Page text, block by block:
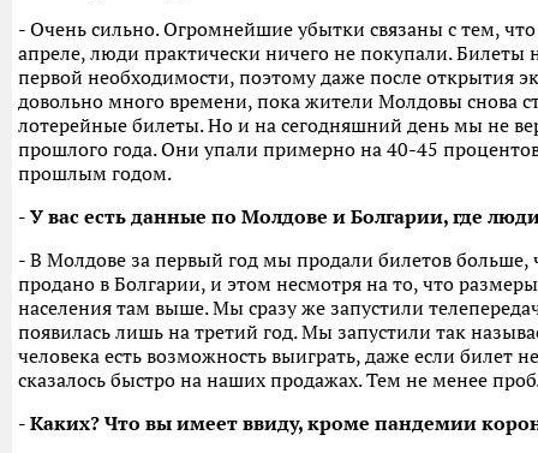
- Очень сильно. Огромнейшие убытки связаны с тем,
апреле, люди практически ничего не покупали. Билеты
первой необходимости, поэтому даже после открытия
довольно много времени, пока жители Молдовы снова
лотерейные билеты. Но и на сегодняшний день мы не
прошлого года. Они упали примерно на 40-45
прошлым годом.
- У вас есть данные по Молдове и Болгарии, где
- В Молдове за первый год мы продали билетов больше,
продано в Болгарии, и этом несмотря на то, что
населения там выше. Мы сразу же запустили
появилась лишь на третий год. Мы запустили так
человека есть возможность выиграть, даже если билет
сказалось быстро на наших продажах. Тем не менее
- Каких? Что вы имеет ввиду, кроме пандемии